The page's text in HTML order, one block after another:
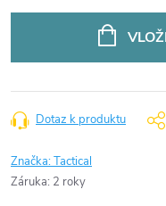
Dotaz k produktu
Značka:Tactical
Záruka: 2 roky